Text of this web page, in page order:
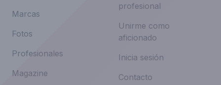
Marcas
Fotos
Profesionales
Magazine
profesional
Unirme como
aficionado
Inicia sesión
Contacto